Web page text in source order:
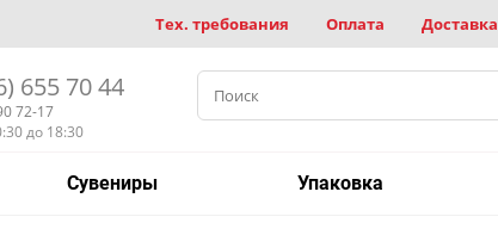
Тех. требования Оплата Доставка
655 70 44
72-17
до 18:30
Сувениры Упаковка